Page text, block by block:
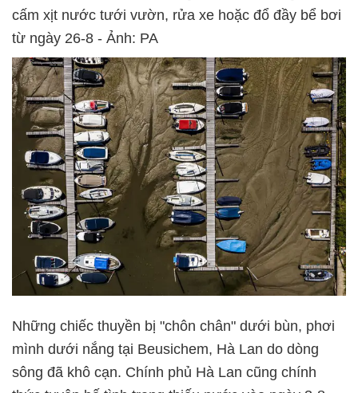
cấm xịt nước tưới vườn, rửa xe hoặc đổ đầy bể bơi
từ ngày 26-8 - Ảnh: PA
Những chiếc thuyền bị "chôn chân" dưới bùn, phơi
mình dưới nắng tại Beusichem, Hà Lan do dòng
sông đã khô cạn. Chính phủ Hà Lan cũng chính